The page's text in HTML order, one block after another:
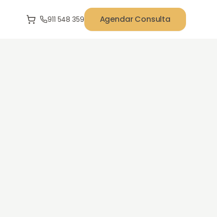
911 548 359 Agendar Consulta